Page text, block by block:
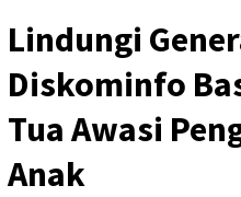
Lindungi
Diskominfo
Tua Awasi
Anak